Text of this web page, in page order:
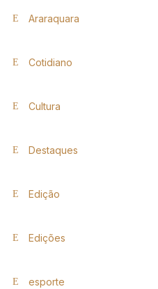
Araraquara
Cotidiano
Cultura
Destaques
Edição
Edições
esporte